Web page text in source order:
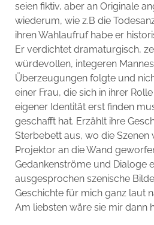
seien fiktiv, aber an Originale
wiederum, wie z.B die
ihren Wahlaufruf habe er
Er verdichtet dramaturgisch,
würdevollen, integeren
Überzeugungen folgte und
einer Frau, die sich in ihrer
eigener Identität erst finden
geschafft hat. Erzählt ihre
Sterbebett aus, wo die Szenen
Projektor an die Wand
Gedankenströme und Dialoge
ausgesprochen szenische
Geschichte für mich ganz laut
Am liebsten wäre sie mir dann